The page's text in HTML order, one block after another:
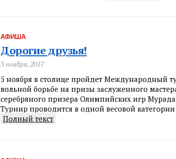
АФИША
Дорогие друзья!
3 ноября, 2017
5 ноября в столице пройдет Международный
вольной борьбе на призы заслуженного
серебряного призера Олимпийских игр
Турнир проводится в одной весовой категории
Полный текст